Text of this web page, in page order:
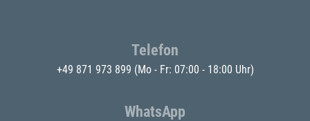
Telefon
+49 871 973 899 (Mo - Fr: 07:00 - 18:00 Uhr)
WhatsApp